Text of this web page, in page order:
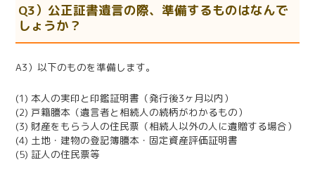
Q3）公正証書遺言の際、準備するものはなんで
しょうか？
A3）以下のものを準備します。
(1) 本人の実印と印鑑証明書（発行後3ヶ月以内）
(2) 戸籍謄本（遺言者と相続人の続柄がわかるもの）
(3) 財産をもらう人の住民票（相続人以外の人に遺贈する場合）
(4) 土地・建物の登記簿謄本・固定資産評価証明書
(5) 証人の住民票等